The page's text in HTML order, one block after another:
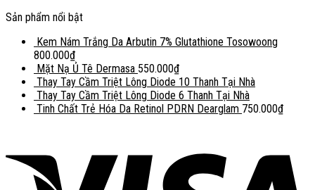
Sản phẩm nổi bật
Kem Nám Trắng Da Arbutin 7% Glutathione Tosowoong
800.000₫
Mặt Nạ Ủ Tê Dermasa 550.000₫
Thay Tay Cầm Triệt Lông Diode 10 Thanh Tại Nhà
Thay Tay Cầm Triệt Lông Diode 6 Thanh Tại Nhà
Tinh Chất Trẻ Hóa Da Retinol PDRN Dearglam 750.000₫